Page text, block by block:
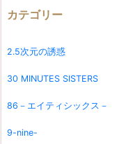
カテゴリー
2.5次元の誘惑
30 MINUTES SISTERS
86－エイティシックス－
9-nine-